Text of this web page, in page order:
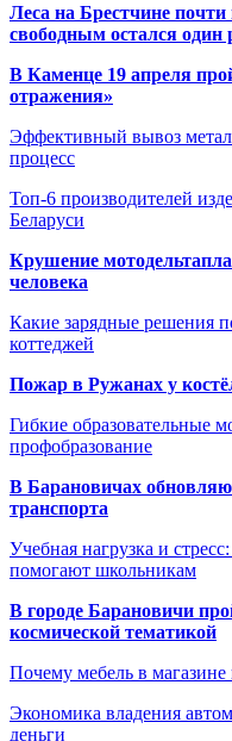
Леса на Брестчине
свободным остался один
В Каменце 19 апреля
отражения»
Эффективный вывоз
процесс
Топ-6 производителей
Беларуси
Крушение
человека
Какие зарядные решения
коттеджей
Пожар в Ружанах у
Гибкие образовательные
профобразование
В Барановичах
транспорта
Учебная нагрузка и
помогают школьникам
В городе Барановичи
космической тематикой
Почему мебель в
Экономика владения
деньги